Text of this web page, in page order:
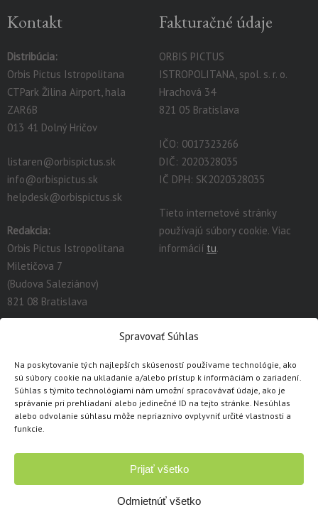
Spravovať Súhlas
Na poskytovanie tých najlepších skúseností používame technológie, ako
sú súbory cookie na ukladanie a/alebo prístup k informáciám o zariadení.
Súhlas s týmito technológiami nám umožní spracovávať údaje, ako je
správanie pri prehliadaní alebo jedinečné ID na tejto stránke. Nesúhlas
alebo odvolanie súhlasu môže nepriaznivo ovplyvniť určité vlastnosti a
funkcie.
Prijať všetko
Odmietnúť všetko
Kontakt
Distribúcia:
Orbis Pictus Istropolitana
CTPark Žilina Airport, hala
ZAR6B
013 41 Dolný Hričov
listaren@orbispictus.sk
info@orbispictus.sk
helpdesk@orbispictus.sk
Redakcia:
Orbis Pictus Istropolitana
Miletičova 7
(Budova Saleziánov)
821 08 Bratislava
Fakturačné údaje
ORBIS PICTUS
ISTROPOLITANA, spol. s. r. o.
Hrachová 34
821 05 Bratislava
IČO: 0017323266
DIČ: 2020328035
IČ DPH: SK2020328035
Tieto internetové stránky
používajú súbory cookie. Viac
informácií tu.
Podrobnú dokumentáciu a návody na prácu s E-učebnicami
nájdete tu:https://orbispictus.sk/vyuka-co-naje-fektivnejsie-s-e-
ucebnicami/.
V prípade problémov s e-učebnicami alebo licenciami, prosím
Copyright © 1991 - 2026 Orbis Pictus Istropolitana, spol. s r.o.